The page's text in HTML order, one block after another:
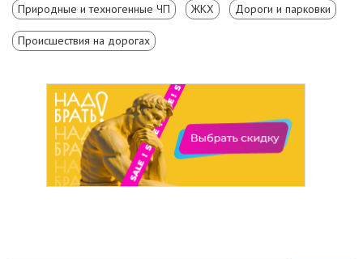
Природные и техногенные ЧП ЖКХ Дороги и парковки
Происшествия на дорогах